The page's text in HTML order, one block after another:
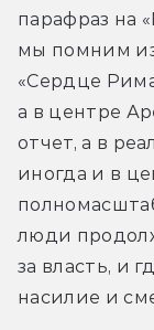
парафраз на
мы помним
«Сердце
а в центре
отчет, а в
иногда и в
люди
за власть, и
насилие и